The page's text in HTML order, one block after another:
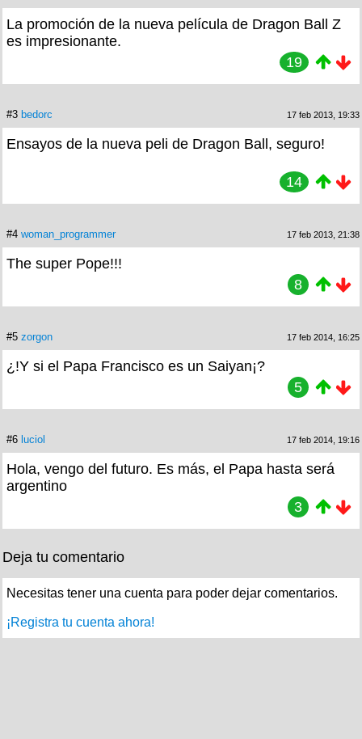
La promoción de la nueva película de Dragon Ball Z
es impresionante.
19
#3 bedorc 17 feb 2013, 19:33
Ensayos de la nueva peli de Dragon Ball, seguro!
14
#4 woman_programmer 17 feb 2013, 21:38
The super Pope!!!
8
#5 zorgon 17 feb 2014, 16:25
¿!Y si el Papa Francisco es un Saiyan¡?
5
#6 luciol 17 feb 2014, 19:16
Hola, vengo del futuro. Es más, el Papa hasta será
argentino
3
Deja tu comentario
Necesitas tener una cuenta para poder dejar comentarios.
¡Registra tu cuenta ahora!